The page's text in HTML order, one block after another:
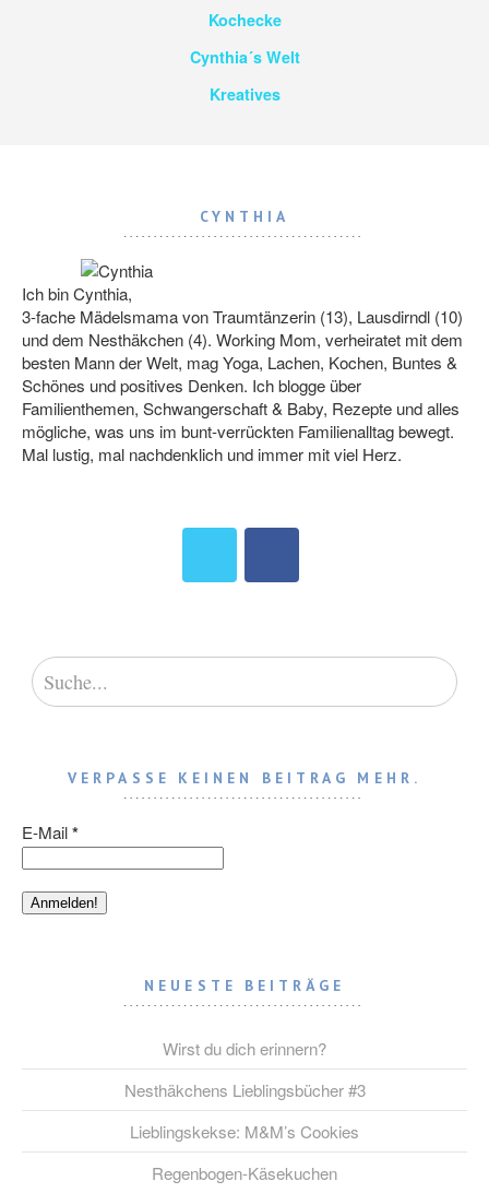
Kochecke
Cynthia´s Welt
Kreatives
CYNTHIA
Ich bin Cynthia,
3-fache Mädelsmama von Traumtänzerin (13), Lausdirndl (10)
und dem Nesthäkchen (4). Working Mom, verheiratet mit dem
besten Mann der Welt, mag Yoga, Lachen, Kochen, Buntes &
Schönes und positives Denken. Ich blogge über
Familienthemen, Schwangerschaft & Baby, Rezepte und alles
mögliche, was uns im bunt-verrückten Familienalltag bewegt.
Mal lustig, mal nachdenklich und immer mit viel Herz.
VERPASSE KEINEN BEITRAG MEHR.
E-Mail*
NEUESTE BEITRÄGE
Wirst du dich erinnern?
Nesthäkchens Lieblingsbücher #3
Lieblingskekse: M&M’s Cookies
Regenbogen-Käsekuchen